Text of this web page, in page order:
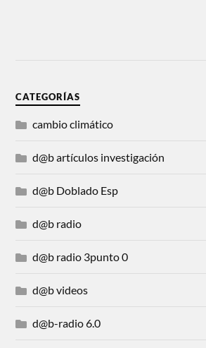
CATEGORÍAS
cambio climático
d@b artículos investigación
d@b Doblado Esp
d@b radio
d@b radio 3punto 0
d@b videos
d@b-radio 6.0